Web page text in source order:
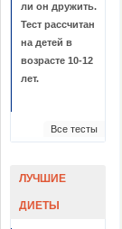
ли он дружить.
Тест рассчитан
на детей в
возрасте 10-12
лет.
Все тесты
ЛУЧШИЕ
ДИЕТЫ